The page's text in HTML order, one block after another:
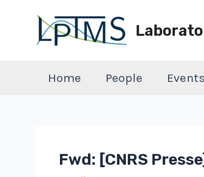
Home People Events
Fwd: [CNRS